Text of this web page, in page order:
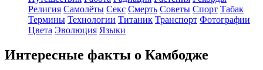
Религия Самолёты Секс Смерть Советы Спорт Табак
Термины Технологии Титаник Транспорт Фотографии
Цвета Эволюция Языки
Интересные факты о Камбодже